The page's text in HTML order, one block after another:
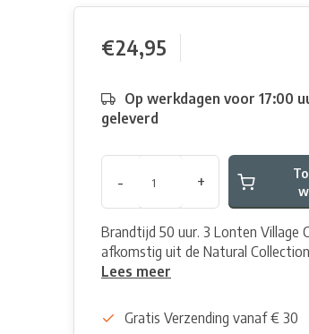
€24,95
Op werkdagen voor 17:00
geleverd
- +
Brandtijd 50 uur. 3 Lonten Village
afkomstig uit de Natural
Lees meer
Gratis Verzending vanaf € 30